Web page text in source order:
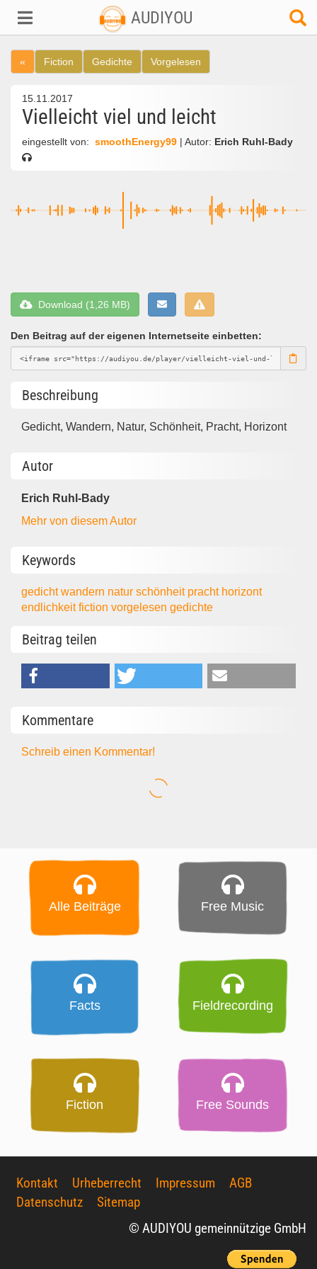
AUDIYOU
« Fiction Gedichte Vorgelesen
15.11.2017
Vielleicht viel und leicht
eingestellt von: smoothEnergy99 | Autor: Erich Ruhl-Bady
Download (1,26 MB)
Den Beitrag auf der eigenen Internetseite einbetten:
Beschreibung
Gedicht, Wandern, Natur, Schönheit, Pracht, Horizont
Autor
Erich Ruhl-Bady
Mehr von diesem Autor
Keywords
gedichtwandern naturschönheit pracht horizont
endlichkeitfictionvorgelesengedichte
Beitrag teilen
Kommentare
Schreib einen Kommentar!
Alle Beiträge Free Music
Facts Fieldrecording
Fiction Free Sounds
Kontakt Urheberrecht Impressum
AGB
Datenschutz
Sitemap
© AUDIYOU gemeinnützige GmbH